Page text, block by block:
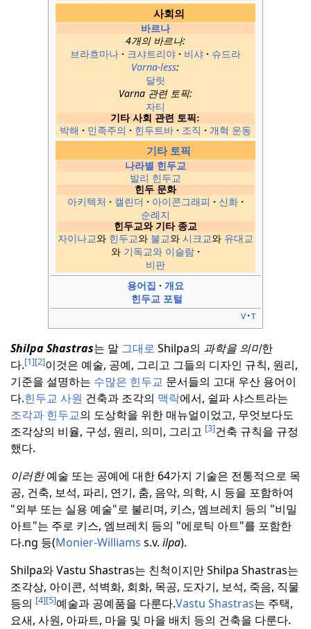
사회의
바르나
4개의 바르나:
브라흐마나
크샤트리야 비샤
슈드라
Varna-less:
달릿
Varna 관련 토픽:
자티
기타 사회 관련 토픽:
박해 민족주의 힌두트바 조직 개혁 운동
기타 토픽
나라별 힌두교
발리 힌두교
힌두 문화
아키텍처 캘린더 아이콘그래피
신화
순례지
힌두교와 기타 종교
자이나교와 힌두교와 불교와 시크교와 유대교
와 기독교와 이슬람
비판
용어집
개요
힌두교 포털
v t
Shilpa Shastras는 말 그대로 Shilpa의 과학을 의미한
다.[1][2]이것은 예술, 공예, 그리고 그들의 디자인 규칙, 원리,
기준을 설명하는 수많은 힌두교 문서들의 고대 우산 용어이
다.힌두교 사원 건축과 조각의 맥락에서, 쉴파 샤스트라는
조각과 힌두교의 도상학을 위한 매뉴얼이었고, 무엇보다도
조각상의 비율, 구성, 원리, 의미, 그리고 [3]건축 규칙을 규정
했다.
이러한예술 또는 공예에 대한 64가지 기술은 전통적으로 목
공, 건축, 보석, 파리, 연기, 춤, 음악, 의학, 시 등을 포함하여
"외부 또는 실용 예술"로 불리며, 키스, 엠브레치 등의 "비밀
아트"는 주로 키스, 엠브레치 등의 "에로틱 아트"를 포함한
다.ng 등(Monier-Williams s.v. ilpa).
Shilpa와 Vastu Shastras는 친척이지만 Shilpa Shastras는
조각상, 아이콘, 석벽화, 회화, 목공, 도자기, 보석, 죽음, 직물
등의 [4][5]예술과 공예품을 다룬다.Vastu Shastras는 주택,
요새, 사원, 아파트, 마을 및 마을 배치 등의 건축을 다룬다.